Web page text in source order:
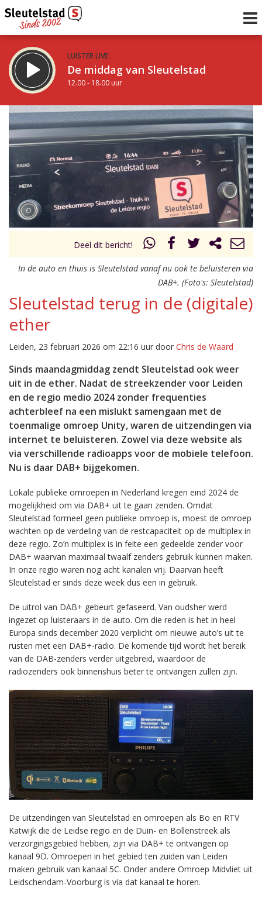
LUISTER LIVE:
De middag van Sleutelstad
12.00 - 18.00 uur
STRAKS:
De avond van Sleutelstad
18.00 - 19.00 uur
Vorig uur
uur 1 van 0 Volgend uur
Deel dit bericht!
In de auto en thuis is Sleutelstad vanaf nu ook te beluisteren via
DAB+. (Foto's: Sleutelstad)
Sleutelstad terug in de (digitale)
ether
Leiden, 23 februari 2026 om 22:16 uur door Chris de Waard
Sinds maandagmiddag zendt Sleutelstad ook weer
uit in de ether. Nadat de streekzender voor Leiden
en de regio medio 2024 zonder frequenties
achterbleef na een mislukt samengaan met de
toenmalige omroep Unity, waren de uitzendingen via
internet te beluisteren. Zowel via deze website als
via verschillende radioapps voor de mobiele telefoon.
Nu is daar DAB+ bijgekomen.
Lokale publieke omroepen in Nederland kregen eind 2024 de
mogelijkheid om via DAB+ uit te gaan zenden. Omdat
Sleutelstad formeel geen publieke omroep is, moest de omroep
wachten op de verdeling van de restcapaciteit op de multiplex in
deze regio. Zo’n multiplex is in feite een gedeelde zender voor
DAB+ waarvan maximaal twaalf zenders gebruik kunnen maken.
In onze regio waren nog acht kanalen vrij. Daarvan heeft
Sleutelstad er sinds deze week dus een in gebruik.
De uitrol van DAB+ gebeurt gefaseerd. Van oudsher werd
ingezet op luisteraars in de auto. Om die reden is het in heel
Europa sinds december 2020 verplicht om nieuwe auto’s uit te
rusten met een DAB+-radio. De komende tijd wordt het bereik
van de DAB-zenders verder uitgebreid, waardoor de
radiozenders ook binnenshuis beter te ontvangen zullen zijn.
De uitzendingen van Sleutelstad en omroepen als Bo en RTV
Katwijk die de Leidse regio en de Duin- en Bollenstreek als
verzorgingsgebied hebben, zijn via DAB+ te ontvangen op
kanaal 9D. Omroepen in het gebied ten zuiden van Leiden
maken gebruik van kanaal 5C. Onder andere Omroep Midvliet uit
Leidschendam-Voorburg is via dat kanaal te horen.